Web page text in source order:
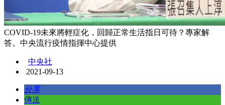
COVID-19未來將輕症化，回歸正常生活指日可待？專家解
答。中央流行疫情指揮中心提供
中央社
2021-09-13
分享
傳送